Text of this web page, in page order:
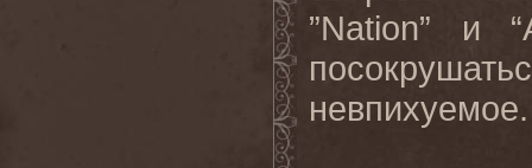
”Nation” и
невпихуемое.